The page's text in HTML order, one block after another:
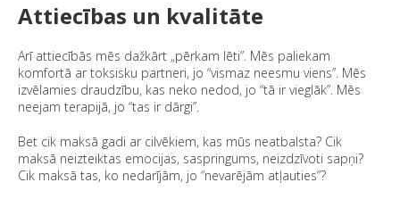
Attiecības un kvalitāte
Arī attiecībās mēs dažkārt „pērkam lēti”. Mēs paliekam
komfortā ar toksisku partneri, jo “vismaz neesmu viens”. Mēs
izvēlamies draudzību, kas neko nedod, jo “tā ir vieglāk”. Mēs
neejam terapijā, jo “tas ir dārgi”.
Bet cik maksā gadi ar cilvēkiem, kas mūs neatbalsta? Cik
maksā neizteiktas emocijas, saspringums, neizdzīvoti sapņi?
Cik maksā tas, ko nedarījām, jo “nevarējām atļauties”?